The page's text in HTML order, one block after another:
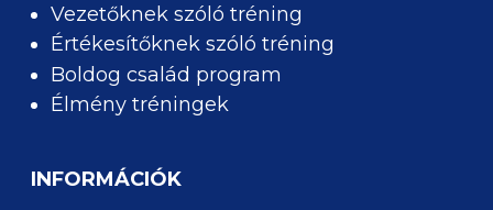
Vezetőknek szóló tréning
Értékesítőknek szóló tréning
Boldog család program
Élmény tréningek
INFORMÁCIÓK